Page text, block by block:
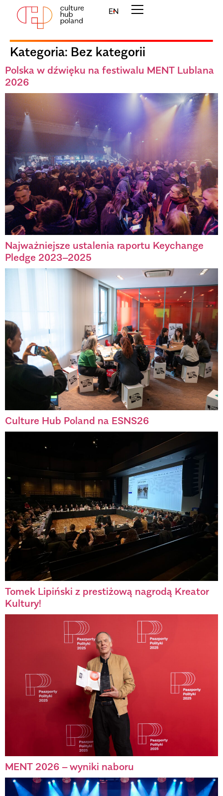
EN
Kategoria: Bez kategorii
Polska w dźwięku na festiwalu MENT Lublana
2026
Najważniejsze ustalenia raportu Keychange
Pledge 2023–2025
Culture Hub Poland na ESNS26
Tomek Lipiński z prestiżową nagrodą Kreator
Kultury!
MENT 2026 – wyniki naboru